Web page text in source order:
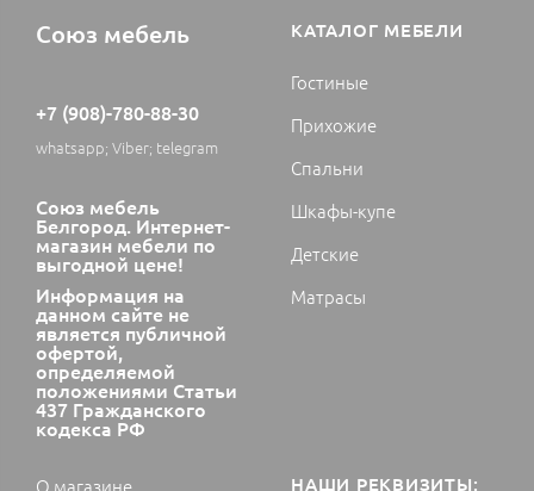
Союз мебель
+7 (908)-780-88-30
whatsapp; Viber; telegram
Союз мебель
Белгород. Интернет-
магазин мебели по
выгодной цене!
Информация на
данном сайте не
является публичной
офертой,
определяемой
положениями Статьи
437 Гражданского
кодекса РФ
КАТАЛОГ МЕБЕЛИ
Гостиные
Прихожие
Спальни
Шкафы-купе
Детские
Матрасы
О магазине НАШИ РЕКВИЗИТЫ: